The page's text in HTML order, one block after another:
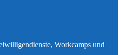
Workcamps und